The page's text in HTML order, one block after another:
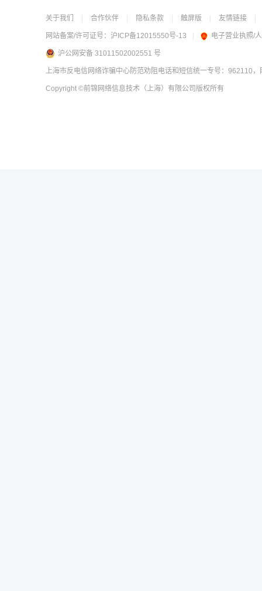
关于我们 合作伙伴 隐私条款 触屏版 友情链接
网站备案/许可证号： 沪ICP备12015550号-13 电子营业执照/
沪公网安备 31011502002551 号
上海市反电信网络诈骗中心防范劝阻电话和短信统一专号：962110
Copyright ©前锦网络信息技术（上海）有限公司 版权所有